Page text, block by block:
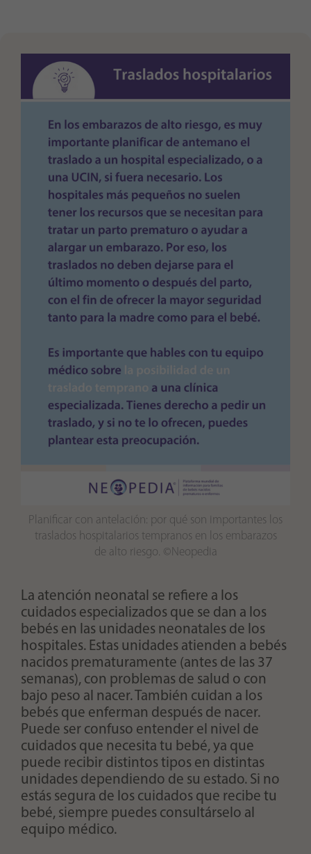
Planificar con antelación: por qué son importantes los
traslados hospitalarios tempranos en los embarazos
de alto riesgo. ©Neopedia
La atención neonatal se refiere a los
cuidados especializados que se dan a los
bebés en las unidades neonatales de los
hospitales. Estas unidades atienden a bebés
nacidos prematuramente (antes de las 37
semanas), con problemas de salud o con
bajo peso al nacer. También cuidan a los
bebés que enferman después de nacer.
Puede ser confuso entender el nivel de
cuidados que necesita tu bebé, ya que
puede recibir distintos tipos en distintas
unidades dependiendo de su estado. Si no
estás segura de los cuidados que recibe tu
bebé, siempre puedes consultárselo al
equipo médico.